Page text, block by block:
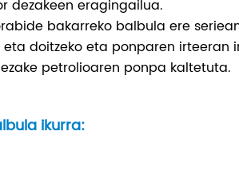
dezakeen eragingailua.
bakarreko balbula ere
eta doitzeko eta ponparen
petrolioaren ponpa kaltetuta.
ikurra: